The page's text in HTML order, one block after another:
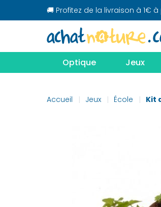
🚚 Profitez de la livraison à 1€
Optique Jeux
Accueil Jeux École Kit